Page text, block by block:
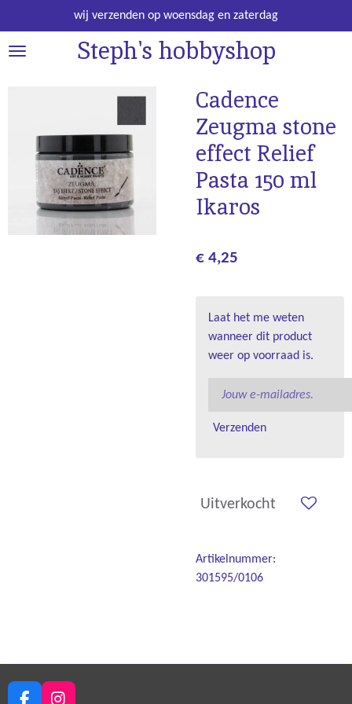
direct
naar
Steph's hobbyshop
wij verzenden op woensdag en zaterdag
Cadence
Zeugma stone
effect Relief
Pasta 150 ml
Ikaros
€ 4,25
Laat het me weten
wanneer dit product
weer op voorraad is.
Verzenden
Uitverkocht
Artikelnummer:
301595/0106